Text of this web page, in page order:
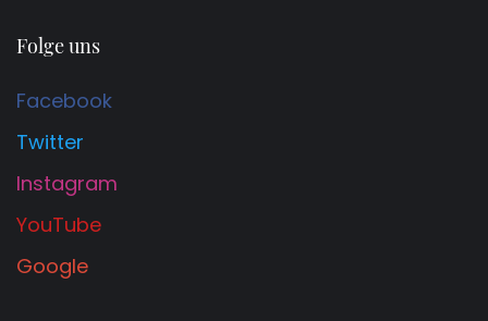
Folge uns
Facebook
Twitter
Instagram
YouTube
Google